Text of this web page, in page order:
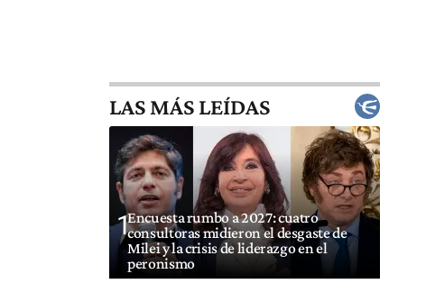
LAS MÁS LEÍDAS
1Encuesta rumbo a 2027: cuatro
consultoras midieron el desgaste de
Milei y la crisis de liderazgo en el
peronismo